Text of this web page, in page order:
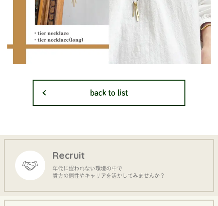
back to list
Recruit
年代に捉われない環境の中で
貴方の個性やキャリアを活かしてみませんか？